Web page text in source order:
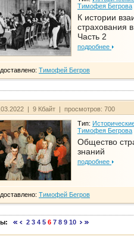
Тимофея Бегрова
К истории
страхования
Часть 2
подробнее
Тимофей Бегров
| 9 Кбайт | просмотров: 700
Тип:
Тимофея Бегрова
Общество
знаний
подробнее
Тимофей Бегров
2 3 4 5 6 7 8 9 10